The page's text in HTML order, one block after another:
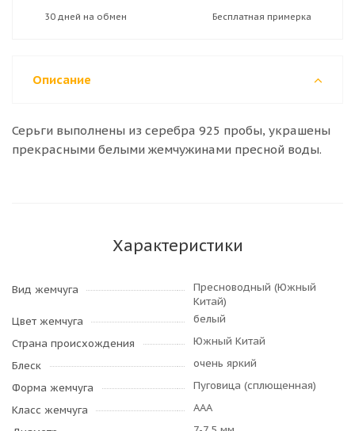
30 дней на обмен Бесплатная примерка
Описание
Серьги выполнены из серебра 925 пробы, украшены
прекрасными белыми жемчужинами пресной воды.
Характеристики
Вид жемчуга
Пресноводный (Южный
Китай)
Цвет жемчуга
белый
Страна происхождения
Южный Китай
Блеск
очень яркий
Форма жемчуга
Пуговица (сплющенная)
Класс жемчуга
AAA